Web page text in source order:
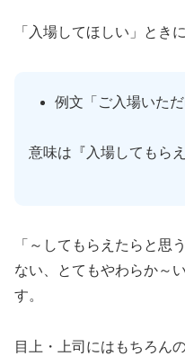
「入場してほしい」とき
例文「ご入場いた
意味は『入場してもら
「～してもらえたらと思
ない、とてもやわらか～
す。
目上・上司にはもちろん